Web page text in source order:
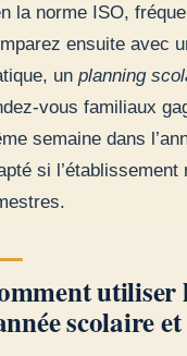
la norme ISO,
ensuite avec
un planning
vous familiaux
semaine dans
si
utiliser
scolaire